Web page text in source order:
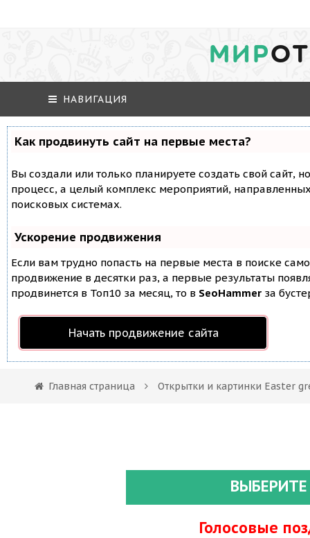
МИР
НАВИГАЦИЯ
Как продвинуть сайт на первые места?
Вы создали или только планируете создать свой сайт,
процесс, а целый комплекс мероприятий,
поисковых системах.
Ускорение продвижения
Если вам трудно попасть на первые места в поиске
продвижение в десятки раз, а первые результаты
продвинется в Топ10 за месяц, то в SeoHammer за
Начать продвижение сайта
Главная страница Открытки и картинки Easter
Голосовые